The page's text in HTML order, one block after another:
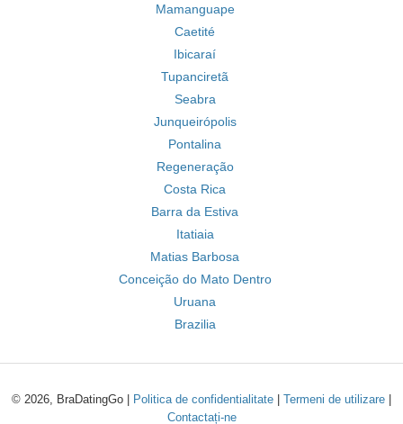
Mamanguape
Caetité
Ibicaraí
Tupanciretã
Seabra
Junqueirópolis
Pontalina
Regeneração
Costa Rica
Barra da Estiva
Itatiaia
Matias Barbosa
Conceição do Mato Dentro
Uruana
Brazilia
© 2026, BraDatingGo | Politica de confidentialitate Termeni de utilizare
Contactați-ne